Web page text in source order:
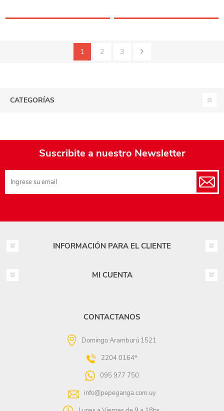
1 2 3
CATEGORÍAS
Suscribite a nuestro Newsletter
INFORMACIÓN PARA EL CLIENTE
MI CUENTA
CONTACTANOS
Domingo Aramburú 1521
2204 0164*
095 977 750
info@pepeganga.com.uy